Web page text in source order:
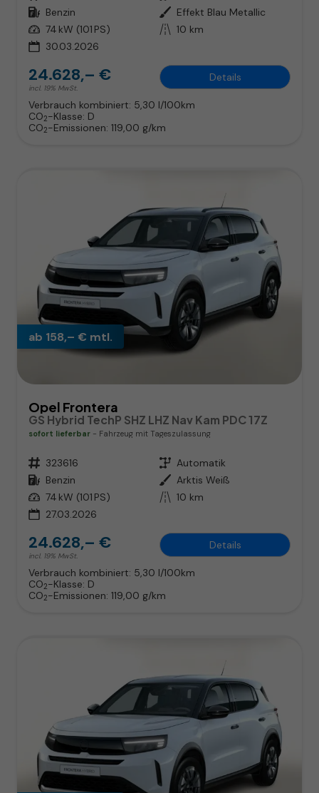
Kraftstoff Benzin Außenfarbe Effekt Blau Metallic
Leistung 74 kW (101 PS) Kilometerstand 10 km
30.03.2026
24.628,– €
incl. 19% MwSt.
Details
Verbrauch kombiniert: 5,30 l/100km
CO2-Klasse: D
CO2-Emissionen: 119,00 g/km
ab 158,– € mtl.
Opel Frontera
GS Hybrid TechP SHZ LHZ Nav Kam PDC 17Z
sofort lieferbar Fahrzeug mit Tageszulassung
Fahrzeugnr. 323616 Getriebe Automatik
Kraftstoff Benzin Außenfarbe Arktis Weiß
Leistung 74 kW (101 PS) Kilometerstand 10 km
27.03.2026
24.628,– €
incl. 19% MwSt.
Details
Verbrauch kombiniert: 5,30 l/100km
CO2-Klasse: D
CO2-Emissionen: 119,00 g/km